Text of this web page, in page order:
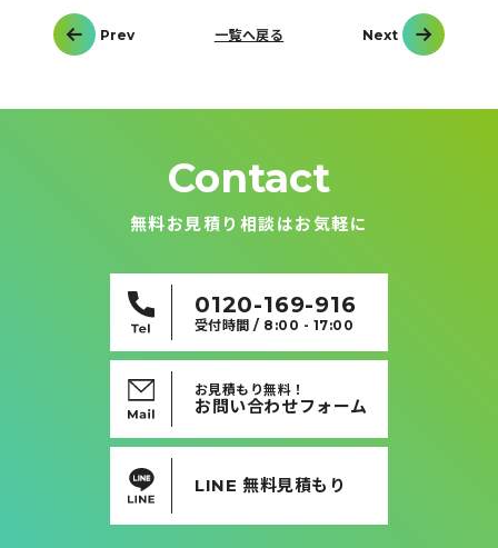
投
稿
ー
Prev Next
一覧へ戻る
Contact
無料お見積り相談はお気軽に
0120-169-916
受付時間 / 8:00 - 17:00
お見積もり無料！
お問い合わせフォーム
LINE 無料見積もり